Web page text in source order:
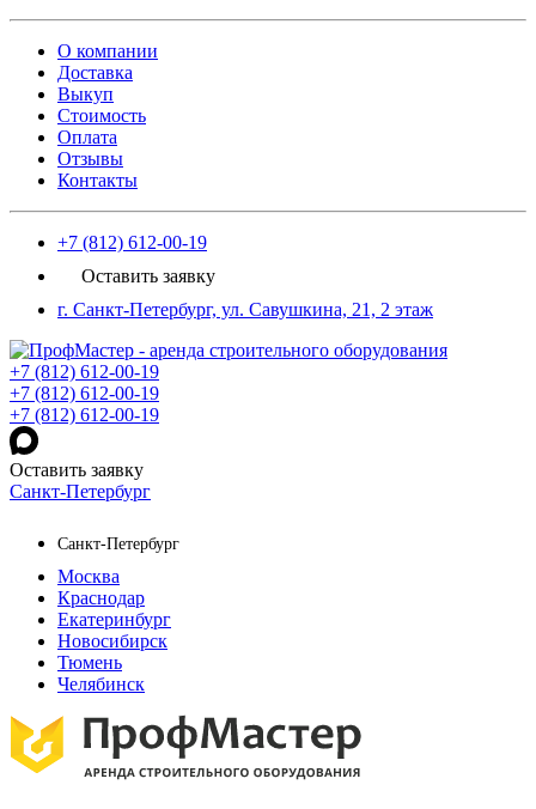
О компании
Доставка
Выкуп
Стоимость
Оплата
Отзывы
Контакты
+7 (812) 612-00-19
Оставить заявку
г. Санкт-Петербург, ул. Савушкина, 21, 2 этаж
+7 (812) 612-00-19
+7 (812) 612-00-19
+7 (812) 612-00-19
Оставить заявку
Санкт-Петербург
Санкт-Петербург
Москва
Краснодар
Екатеринбург
Новосибирск
Тюмень
Челябинск